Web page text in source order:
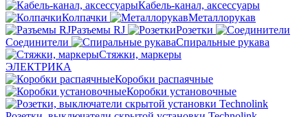
Кабель-канал, аксессуары
Колпачки
Металлорукав
Разъемы RJ
Розетки
Соединители
Спиральные рукава
Стяжки, маркеры
ЭЛЕКТРИКА
Коробки распаячные
Коробки установочные